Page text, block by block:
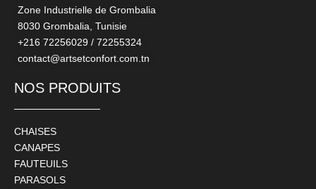
Zone Industrielle de Grombalia
8030 Grombalia, Tunisie
+216 72256029 / 72255324
contact@artsetconfort.com.tn
NOS PRODUITS
CHAISES
CANAPES
FAUTEUILS
PARASOLS